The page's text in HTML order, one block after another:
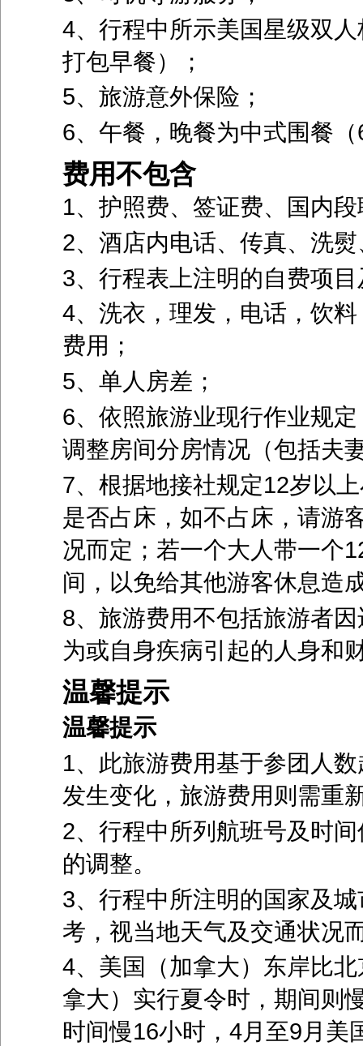
4、行程中所示美国星级双
打包早餐）；
5、旅游意外保险；
6、午餐，晚餐为中式围餐
费用不包含
1、护照费、签证费、国内
2、酒店内电话、传真、洗
3、行程表上注明的自费项
4、洗衣，理发，电话，饮
费用；
5、单人房差；
6、依照旅游业现行作业规
调整房间分房情况（包括夫
7、根据地接社规定12岁以
是否占床，如不占床，请游
况而定；若一个大人带一个
间，以免给其他游客休息造
8、旅游费用不包括旅游者
为或自身疾病引起的人身和
温馨提示
温馨提示
1、此旅游费用基于参团人
发生变化，旅游费用则需重
2、行程中所列航班号及时
的调整。
3、行程中所注明的国家及
考，视当地天气及交通状况
4、美国（加拿大）东岸比
拿大）实行夏令时，期间则
时间慢16小时，4月至9月美